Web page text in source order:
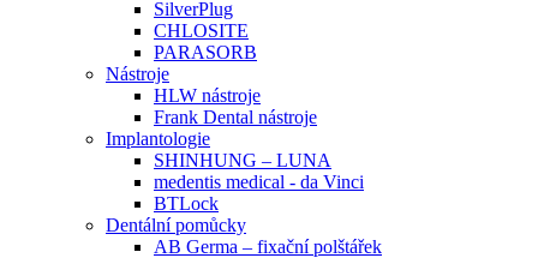
SilverPlug
CHLOSITE
PARASORB
Nástroje
HLW nástroje
Frank Dental nástroje
Implantologie
SHINHUNG – LUNA
medentis medical - da Vinci
BTLock
Dentální pomůcky
AB Germa – fixační polštářek